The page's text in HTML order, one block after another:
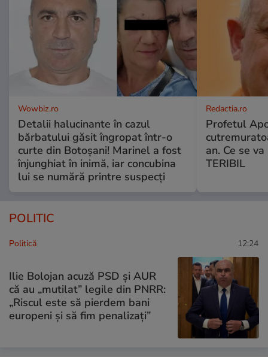
Wowbiz.ro
Detalii halucinante în cazul
bărbatului găsit îngropat într-o
curte din Botoșani! Marinel a fost
înjunghiat în inimă, iar concubina
lui se numără printre suspecți
Redactia.ro
Profetul
an. Ce se
TERIBIL
POLITIC
Politică 12:24
Ilie Bolojan acuză PSD și AUR
că au „mutilat” legile din PNRR:
„Riscul este să pierdem bani
europeni și să fim penalizați”